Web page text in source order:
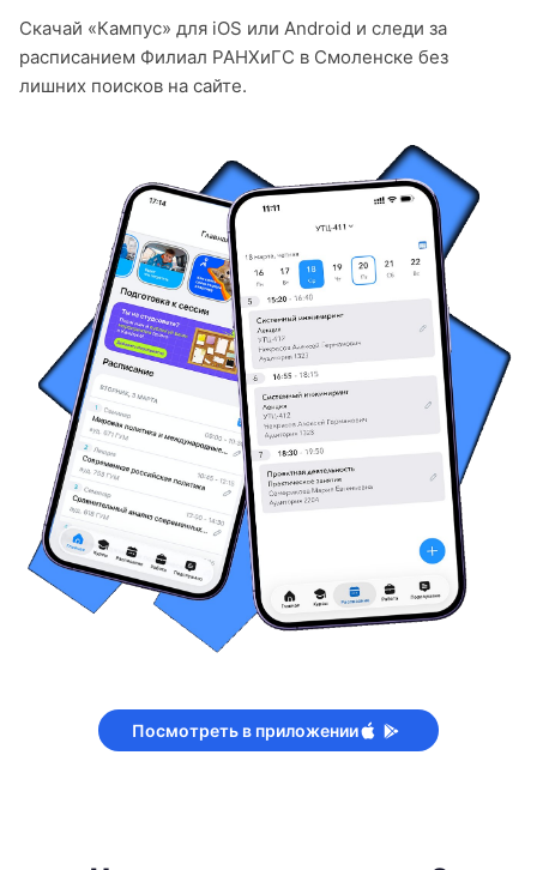
Скачай «Кампус» для iOS или Android и следи за
расписанием Филиал РАНХиГС в Смоленске без
лишних поисков на сайте.
Посмотреть в приложении